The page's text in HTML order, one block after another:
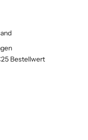
Bestellwert
1
Element 2